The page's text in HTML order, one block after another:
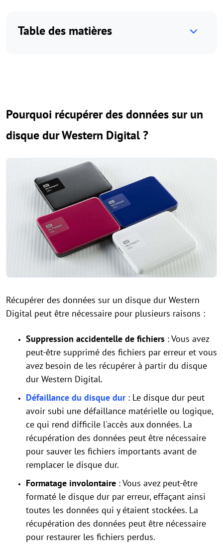
Table des matières
Pourquoi récupérer des données sur un
disque dur Western Digital ?
Récupérer des données sur un disque dur Western
Digital peut être nécessaire pour plusieurs raisons :
Suppression accidentelle de fichiers : Vous avez
peut-être supprimé des fichiers par erreur et vous
avez besoin de les récupérer à partir du disque
dur Western Digital.
Défaillance du disque dur: Le disque dur peut
avoir subi une défaillance matérielle ou logique,
ce qui rend difficile l'accès aux données. La
récupération des données peut être nécessaire
pour sauver les fichiers importants avant de
remplacer le disque dur.
Formatage involontaire : Vous avez peut-être
formaté le disque dur par erreur, effaçant ainsi
toutes les données qui y étaient stockées. La
récupération des données peut être nécessaire
pour restaurer les fichiers perdus.